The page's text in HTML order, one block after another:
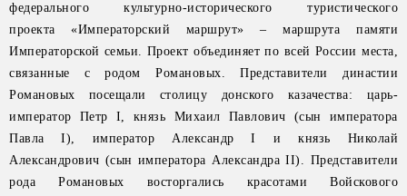
федерального культурно-исторического туристического
проекта «Императорский маршрут» – маршрута памяти
Императорской семьи. Проект объединяет по всей России места,
связанные с родом Романовых. Представители династии
Романовых посещали столицу донского казачества: царь-
император Петр I, князь Михаил Павлович (сын императора
Павла I), император Александр I и князь Николай
Александрович (сын императора Александра II). Представители
рода Романовых восторгались красотами Войскового